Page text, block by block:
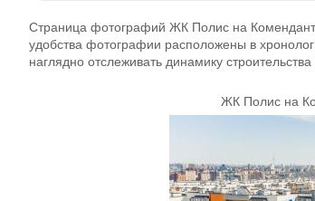
Страница фотографий ЖК Полис на
удобства фотографии расположены в
наглядно отслеживать динамику
ЖК Полис на